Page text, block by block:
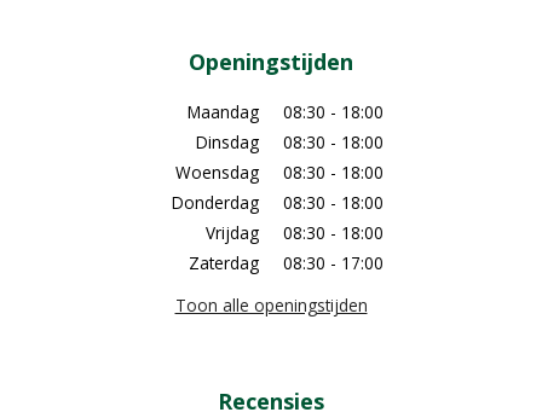
Openingstijden
Maandag
08:30 - 18:00
Dinsdag
08:30 - 18:00
Woensdag
08:30 - 18:00
Donderdag
08:30 - 18:00
Vrijdag
08:30 - 18:00
Zaterdag
08:30 - 17:00
Toon alle openingstijden
Recensies